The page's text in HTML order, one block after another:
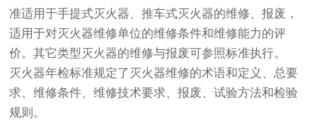
准适用于手提式灭火器、推车式灭火器的维修、报废，
适用于对灭火器维修单位的维修条件和维修能力的评
价。其它类型灭火器的维修与报废可参照标准执行。
灭火器年检标准规定了灭火器维修的术语和定义、总要
求、维修条件、维修技术要求、报废、试验方法和检验
规则。